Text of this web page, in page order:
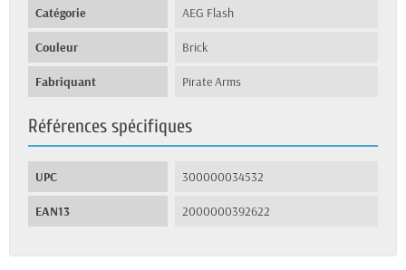
Catégorie AEG Flash
Couleur Brick
Fabriquant Pirate Arms
Références spécifiques
UPC 300000034532
EAN13 2000000392622